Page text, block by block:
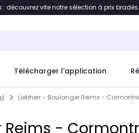
directement au pied de page
découvrez vite notre sélection à prix bradés.
Télécharger l'application
Liebherr - Boulanger Reims -
-